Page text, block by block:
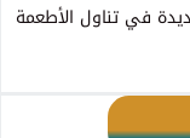
في تناول الأطعمة